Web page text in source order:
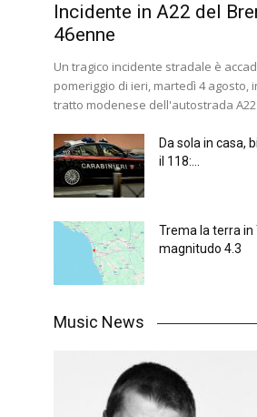
Incidente in A22 del
46enne
Un tragico incidente stradale è
pomeriggio di ieri, martedì 4 agosto,
tratto modenese dell'autostrada
Da sola in casa,
il 118:...
Trema la terra in
magnitudo 4.3
Music News